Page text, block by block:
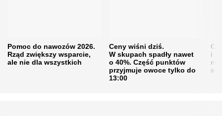
Pomoc do nawozów 2026.
Rząd zwiększy wsparcie,
ale nie dla wszystkich
Ceny wiśni dziś.
W skupach spadły nawet
o 40%. Część punktów
przyjmuje owoce tylko do
13:00
i